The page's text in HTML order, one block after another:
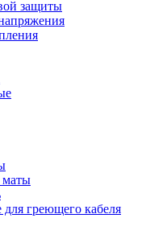
защиты
маты
греющего кабеля